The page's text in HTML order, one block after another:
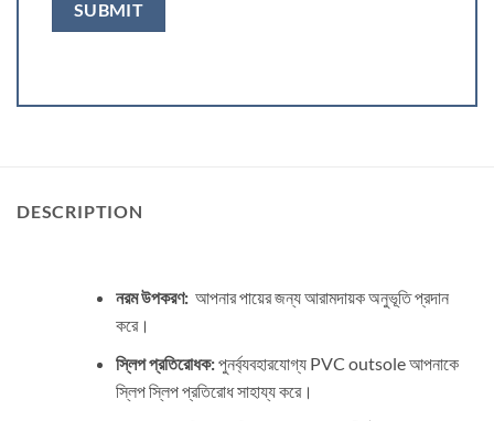
DESCRIPTION
নরম উপকরণ:আপনার পায়ের জন্য আরামদায়ক অনুভূতি প্রদান
করে।
স্লিপ প্রতিরোধক:পুনর্ব্যবহারযোগ্য PVC outsole আপনাকে
স্লিপ স্লিপ প্রতিরোধ সাহায্য করে।